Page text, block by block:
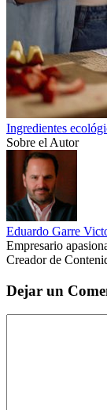
Ingredientes
Sobre el Autor
Eduardo Garre
Empresario
Creador de
Dejar un